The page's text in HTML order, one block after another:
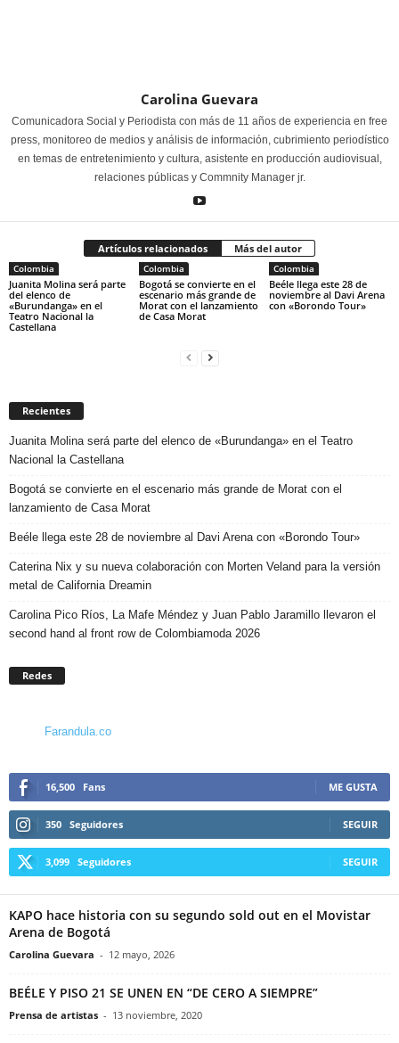
Carolina Guevara
Comunicadora Social y Periodista con más de 11 años de experiencia en free
press, monitoreo de medios y análisis de información, cubrimiento periodístico
en temas de entretenimiento y cultura, asistente en producción audiovisual,
relaciones públicas y Commnity Manager jr.
Artículos relacionados Más del autor
Colombia
Juanita Molina será parte
del elenco de
«Burundanga» en el
Teatro Nacional la
Castellana
Colombia
Bogotá se convierte en el
escenario más grande de
Morat con el lanzamiento
de Casa Morat
Colombia
Beéle llega este 28 de
noviembre al Davi Arena
con «Borondo Tour»
Recientes
Juanita Molina será parte del elenco de «Burundanga» en el Teatro
Nacional la Castellana
Bogotá se convierte en el escenario más grande de Morat con el
lanzamiento de Casa Morat
Beéle llega este 28 de noviembre al Davi Arena con «Borondo Tour»
Caterina Nix y su nueva colaboración con Morten Veland para la versión
metal de California Dreamin
Carolina Pico Ríos, La Mafe Méndez y Juan Pablo Jaramillo llevaron el
second hand al front row de Colombiamoda 2026
Redes
Farandula.co
16,500 Fans ME GUSTA
350 Seguidores SEGUIR
3,099 Seguidores SEGUIR
KAPO hace historia con su segundo sold out en el Movistar
Arena de Bogotá
Carolina Guevara - 12 mayo, 2026
BEÉLE Y PISO 21 SE UNEN EN “DE CERO A SIEMPRE”
Prensa de artistas - 13 noviembre, 2020